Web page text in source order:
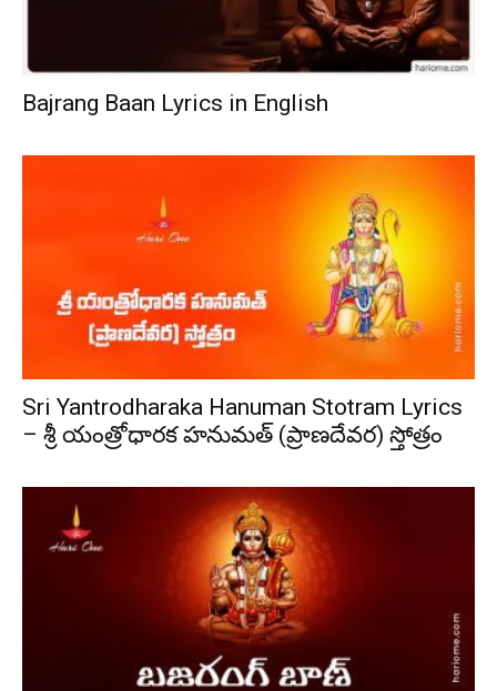
Bajrang Baan Lyrics in English
Sri Yantrodharaka Hanuman Stotram Lyrics
– శ్రీ యంత్రోధారక హనుమత్ (ప్రాణదేవర) స్తోత్రం